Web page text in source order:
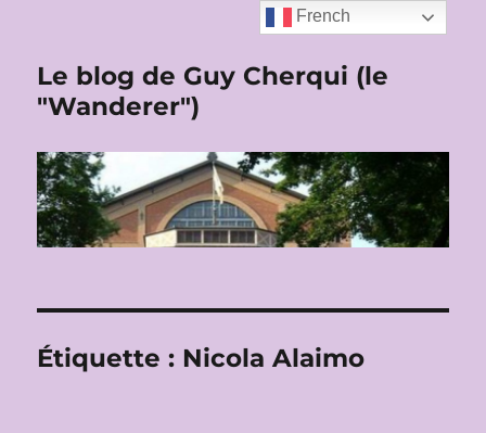
Le blog de Guy Cherqui (le
"Wanderer")
Étiquette : Nicola Alaimo
French